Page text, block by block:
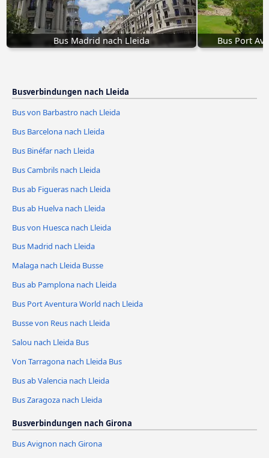
Bus Madrid nach Lleida Bus Port
Busverbindungen nach Lleida
Bus von Barbastro nach Lleida
Bus Barcelona nach Lleida
Bus Binéfar nach Lleida
Bus Cambrils nach Lleida
Bus ab Figueras nach Lleida
Bus ab Huelva nach Lleida
Bus von Huesca nach Lleida
Bus Madrid nach Lleida
Malaga nach Lleida Busse
Bus ab Pamplona nach Lleida
Bus Port Aventura World nach Lleida
Busse von Reus nach Lleida
Salou nach Lleida Bus
Von Tarragona nach Lleida Bus
Bus ab Valencia nach Lleida
Bus Zaragoza nach Lleida
Busverbindungen nach Girona
Bus Avignon nach Girona